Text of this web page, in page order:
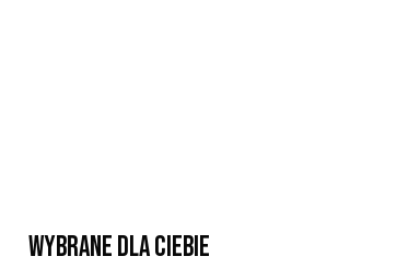
Wybrane dla Ciebie